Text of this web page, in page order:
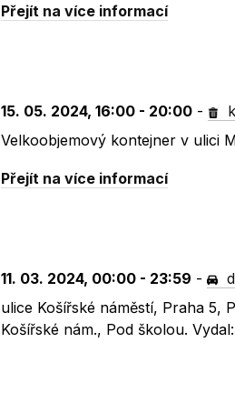
Přejít na více informací
15. 05. 2024, 16:00 - 20:00 -
Velkoobjemový kontejner v ulici
Přejít na více informací
11. 03. 2024, 00:00 - 23:59 -
ulice Košířské náměstí, Praha 5,
Košířské nám., Pod školou.